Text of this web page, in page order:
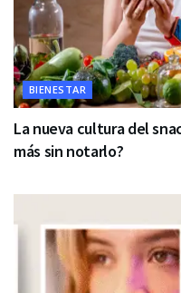
BIENESTAR
La nueva cultura del
más sin notarlo?